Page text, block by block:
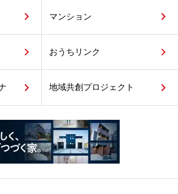
マンション
おうちリンク
地域共創プロジェクト